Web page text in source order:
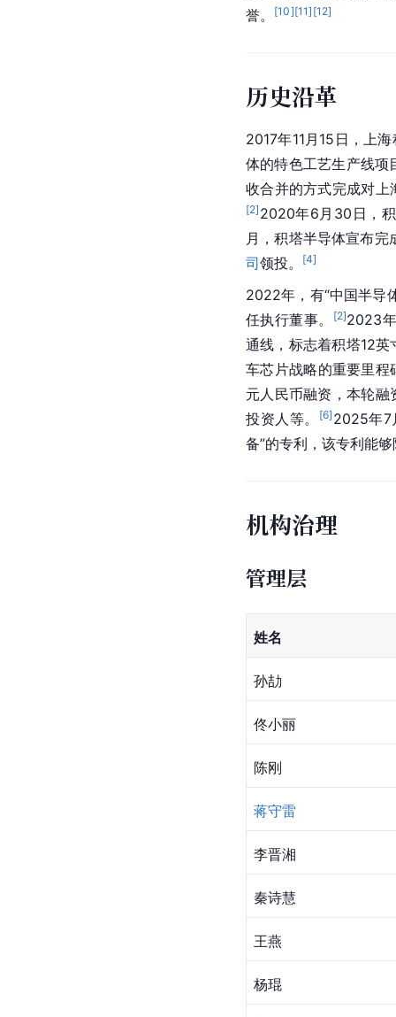
誉。
[10][11] [12]
历史沿革
2017年11月15日，上
体的特色工艺生产线
收合并的方式完成对上
[2] 2020年6月30日，
月，积塔半导体宣布
司领投。 [4]
2022年，有“中国半导
任执行董事。
[2]2023
通线，标志着积塔12
车芯片战略的重要里程
元人民币融资，本轮
投资人等。
[6] 2025年7
备”的专利，该专利能
机构治理
管理层
姓名
孙劼
佟小丽
陈刚
蒋守雷
李晋湘
秦诗慧
王燕
杨琨